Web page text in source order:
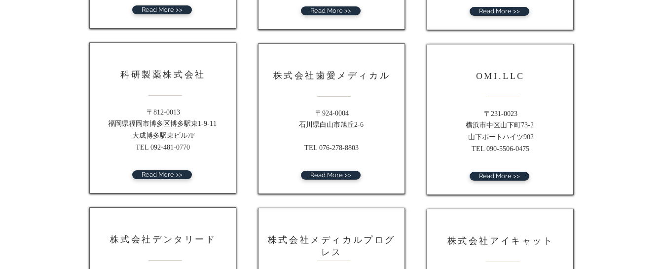
Read More >>
科研製薬株式会社
〒812-0013
福岡県福岡市博多区博多駅東1-9-11
大成博多駅東ビル7F
TEL 092-481-0770
Read More >>
株式会社デンタリード
Read More >>
株式会社歯愛メディカル
〒924-0004
石川県白山市旭丘2-6
TEL 076-278-8803
Read More >>
株式会社メディカルプログ
レス
Read More >>
OMI.LLC
〒231-0023
横浜市中区山下町73-2
山下ポートハイツ902
TEL 090-5506-0475
Read More >>
株式会社アイキャット